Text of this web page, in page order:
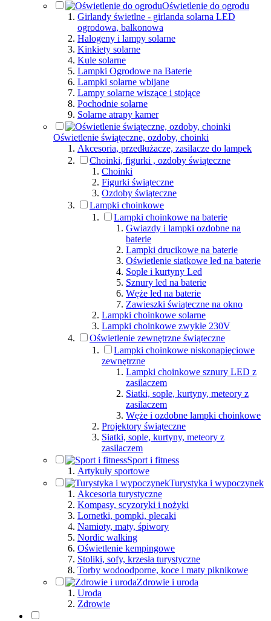
Oświetlenie do ogrodu
Girlandy świetlne - girlanda solarna LED
ogrodowa, balkonowa
Halogeny i lampy solarne
Kinkiety solarne
Kule solarne
Lampki Ogrodowe na Baterie
Lampki solarne wbijane
Lampy solarne wiszące i stojące
Pochodnie solarne
Solarne atrapy kamer
Oświetlenie świąteczne, ozdoby, choinki
Akcesoria, przedłużacze, zasilacze do lampek
Choinki, figurki , ozdoby świąteczne
Choinki
Figurki świąteczne
Ozdoby świąteczne
Lampki choinkowe
Lampki choinkowe na baterie
Gwiazdy i lampki ozdobne na
baterie
Lampki drucikowe na baterie
Oświetlenie siatkowe led na baterie
Sople i kurtyny Led
Sznury led na baterie
Węże led na baterie
Zawieszki świąteczne na okno
Lampki choinkowe solarne
Lampki choinkowe zwykłe 230V
Oświetlenie zewnętrzne świąteczne
Lampki choinkowe niskonapięciowe
zewnętrzne
Lampki choinkowe sznury LED z
zasilaczem
Siatki, sople, kurtyny, meteory z
zasilaczem
Węże i ozdobne lampki choinkowe
Projektory świąteczne
Siatki, sople, kurtyny, meteory z
zasilaczem
Sport i fitness
Artykuły sportowe
Turystyka i wypoczynek
Akcesoria turystyczne
Kompasy, scyzoryki i nożyki
Lornetki, pompki, plecaki
Namioty, maty, śpiwory
Nordic walking
Oświetlenie kempingowe
Stoliki, sofy, krzesła turystyczne
Torby wodoodporne, koce i maty piknikowe
Zdrowie i uroda
Uroda
Zdrowie